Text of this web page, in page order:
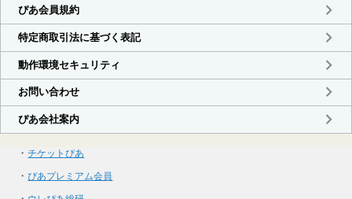
・チケットぴあ
・ぴあプレミアム会員